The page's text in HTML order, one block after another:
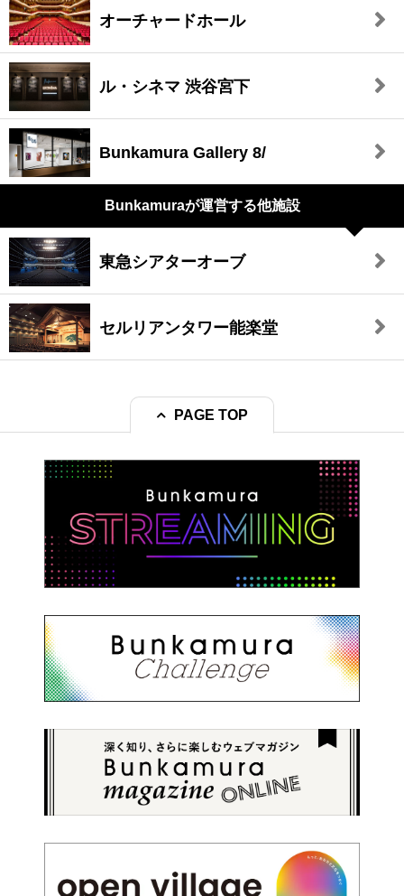
オーチャードホール
ル・シネマ 渋谷宮下
Bunkamura Gallery 8/
Bunkamuraが運営する他施設
東急シアターオーブ
セルリアンタワー能楽堂
PAGE TOP